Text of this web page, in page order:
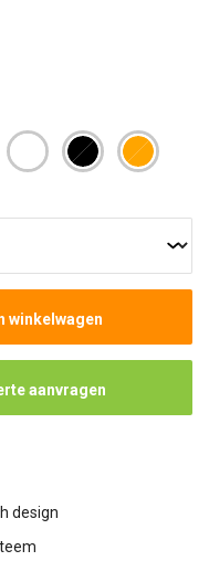
winkelwagen
aanvragen
design